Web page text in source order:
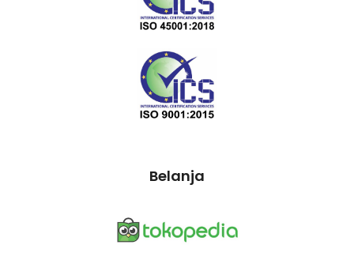
Belanja